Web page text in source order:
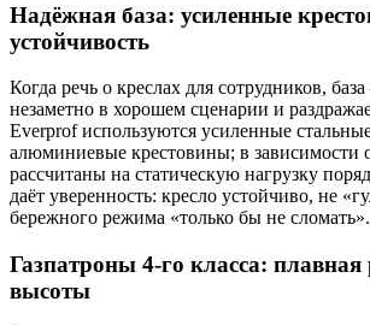
Надёжная база: усиленные
устойчивость
Когда речь о креслах для сотрудников,
незаметно в хорошем сценарии и
Everprof используются усиленные
алюминиевые крестовины; в зависимости
рассчитаны на статическую нагрузку
даёт уверенность: кресло устойчиво, не
бережного режима «только бы не сломать».
Газпатроны 4-го класса: плавная
высоты